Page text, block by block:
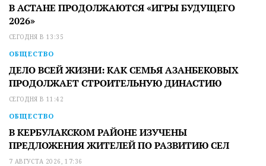
В АСТАНЕ ПРОДОЛЖАЮТСЯ «ИГРЫ БУДУЩЕГО
2026»
СЕГОДНЯ В 13:35
ОБЩЕСТВО
ДЕЛО ВСЕЙ ЖИЗНИ: КАК СЕМЬЯ АЗАНБЕКОВЫХ
ПРОДОЛЖАЕТ СТРОИТЕЛЬНУЮ ДИНАСТИЮ
СЕГОДНЯ В 11:42
ОБЩЕСТВО
В КЕРБУЛАКСКОМ РАЙОНЕ ИЗУЧЕНЫ
ПРЕДЛОЖЕНИЯ ЖИТЕЛЕЙ ПО РАЗВИТИЮ СЕЛ
7 АВГУСТА 2026, 17:36